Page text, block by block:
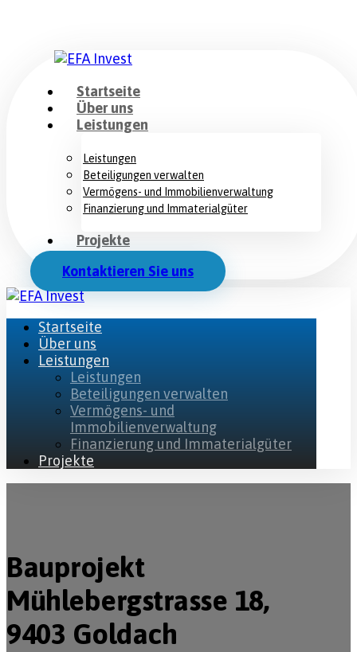
Startseite
Über uns
Leistungen
Leistungen
Beteiligungen verwalten
Vermögens- und Immobilienverwaltung
Finanzierung und Immaterialgüter
Projekte
Kontaktieren Sie uns
Startseite
Über uns
Leistungen
Leistungen
Beteiligungen verwalten
Vermögens- und
Immobilienverwaltung
Finanzierung und Immaterialgüter
Projekte
Bauprojekt
Mühlebergstrasse 18,
9403 Goldach